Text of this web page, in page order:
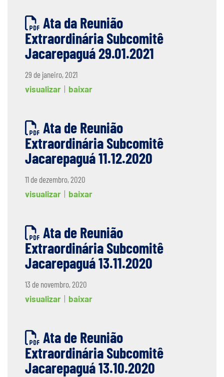
Ata da Reunião
Extraordinária Subcomitê
Jacarepaguá 29.01.2021
29 de janeiro, 2021
visualizar
baixar
Ata de Reunião
Extraordinária Subcomitê
Jacarepaguá 11.12.2020
11 de dezembro, 2020
visualizar
baixar
Ata de Reunião
Extraordinária Subcomitê
Jacarepaguá 13.11.2020
13 de novembro, 2020
visualizar
baixar
Ata de Reunião
Extraordinária Subcomitê
Jacarepaguá 13.10.2020